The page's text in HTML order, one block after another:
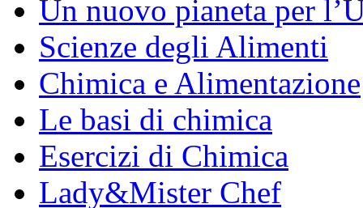
Un nuovo pianeta per
Scienze degli Alimenti
Chimica e Alimentazione
Le basi di chimica
Esercizi di Chimica
Lady&Mister Chef